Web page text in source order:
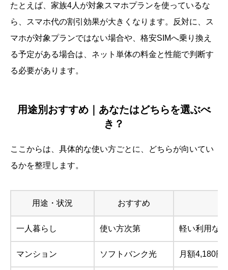
たとえば、家族4人が対象スマホプランを使っているな
ら、スマホ代の割引効果が大きくなります。反対に、ス
マホが対象プランではない場合や、格安SIMへ乗り換え
る予定がある場合は、ネット単体の料金と性能で判断す
る必要があります。
用途別おすすめ｜あなたはどちらを選ぶべ
き？
ここからは、具体的な使い方ごとに、どちらが向いてい
るかを整理します。
用途・状況 おすすめ
一人暮らし 使い方次第 軽い利用な
マンション ソフトバンク光 月額4,180円